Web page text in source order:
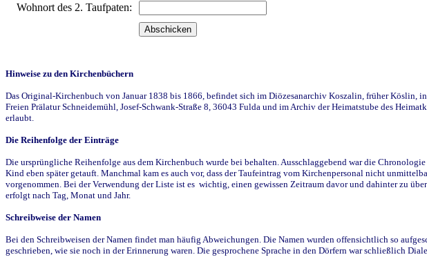
Wohnort des 2. Taufpaten:
Hinweise zu den Kirchenbüchern
Das Original-Kirchenbuch von Januar 1838 bis 1866, befindet sich im Diözesanarchiv Koszalin, früher
Freien Prälatur Schneidemühl, Josef-Schwank-Straße 8, 36043 Fulda und im Archiv der Heimatstube des
erlaubt.
Die Reihenfolge der Einträge
Die ursprüngliche Reihenfolge aus dem Kirchenbuch wurde bei behalten. Ausschlaggebend war die
Kind eben später getauft. Manchmal kam es auch vor, dass der Taufeintrag vom Kirchenpersonal nicht
vorgenommen. Bei der Verwendung der Liste ist es wichtig, einen gewissen Zeitraum davor und dahinter zu
erfolgt nach Tag, Monat und Jahr.
Schreibweise der Namen
Bei den Schreibweisen der Namen findet man häufig Abweichungen. Die Namen wurden offensichtlich so
geschrieben, wie sie noch in der Erinnerung waren. Die gesprochene Sprache in den Dörfern war schließlich